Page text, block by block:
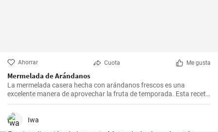
Ahorrar Cuota Me gusta
Mermelada de Arándanos
La mermelada casera hecha con arándanos frescos es una
excelente manera de aprovechar la fruta de temporada. Esta receta
es simple y rápida.
Iwa